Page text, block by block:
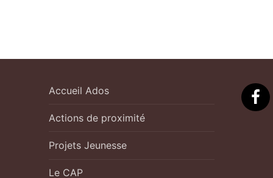
Accueil Ados
Actions de proximité
Projets Jeunesse
Le CAP